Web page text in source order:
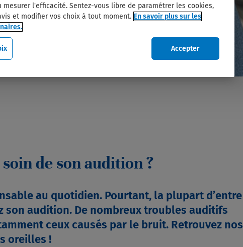
de son audition ?
au quotidien. Pourtant, la plupart d’entre
son audition. De nombreux troubles auditifs
ceux causés par le bruit. Retrouvez nos
oreilles !
mesurer l'efficacité. Sentez-vous libre de paramétrer les cookies,
et modifier vos choix à tout moment. En savoir plus sur les
Accepter